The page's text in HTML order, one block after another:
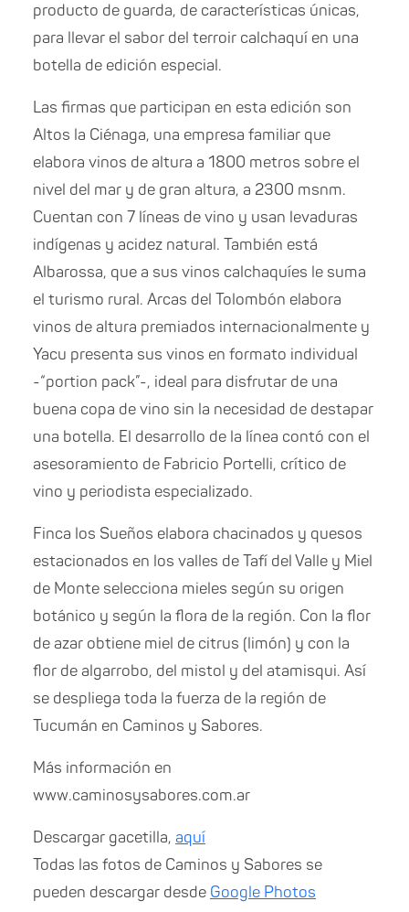
producto de guarda, de características únicas,
para llevar el sabor del terroir calchaquí en una
botella de edición especial.
Las firmas que participan en esta edición son
Altos la Ciénaga, una empresa familiar que
elabora vinos de altura a 1800 metros sobre el
nivel del mar y de gran altura, a 2300 msnm.
Cuentan con 7 líneas de vino y usan levaduras
indígenas y acidez natural. También está
Albarossa, que a sus vinos calchaquíes le suma
el turismo rural. Arcas del Tolombón elabora
vinos de altura premiados internacionalmente y
Yacu presenta sus vinos en formato individual
-“portion pack”-, ideal para disfrutar de una
buena copa de vino sin la necesidad de destapar
una botella. El desarrollo de la línea contó con el
asesoramiento de Fabricio Portelli, crítico de
vino y periodista especializado.
Finca los Sueños elabora chacinados y quesos
estacionados en los valles de Tafí del Valle y Miel
de Monte selecciona mieles según su origen
botánico y según la flora de la región. Con la flor
de azar obtiene miel de citrus (limón) y con la
flor de algarrobo, del mistol y del atamisqui. Así
se despliega toda la fuerza de la región de
Tucumán en Caminos y Sabores.
Más información en
www.caminosysabores.com.ar
Descargar gacetilla, aquí
Todas las fotos de Caminos y Sabores se
pueden descargar desde Google Photos